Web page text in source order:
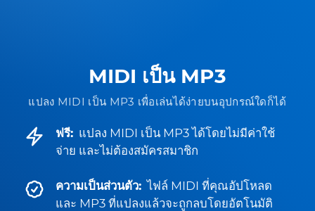
MIDI เป็น MP3
แปลง MIDI เป็น MP3 เพื่อเล่นได้ง่ายบนอุปกรณ์ใดก็ได้
ฟรี: แปลง MIDI เป็น MP3 ได้โดยไม่มีค่าใช้
จ่าย และไม่ต้องสมัครสมาชิก
ความเป็นส่วนตัว: ไฟล์ MIDI ที่คุณอัปโหลด
และ MP3 ที่แปลงแล้วจะถูกลบโดยอัตโนมัติ